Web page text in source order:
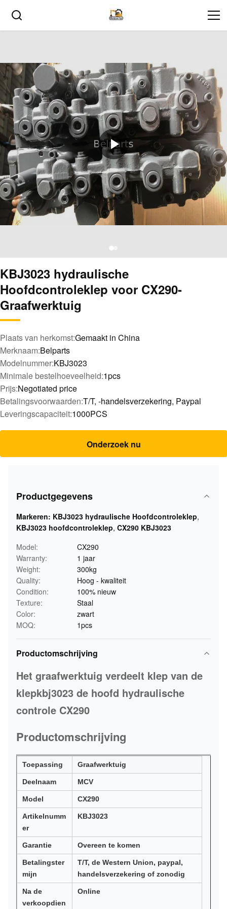
KBJ3023 hydraulische
Hoofdcontroleklep voor CX290-
Graafwerktuig
Plaats van herkomst:Gemaakt in China
Merknaam:Belparts
Modelnummer:KBJ3023
Minimale bestelhoeveelheid:1pcs
Prijs:Negotiated price
Betalingsvoorwaarden:T/T, -handelsverzekering, Paypal
Leveringscapaciteit:1000PCS
Onderzoek nu
Productgegevens
Markeren: KBJ3023 hydraulische Hoofdcontroleklep,
KBJ3023 hoofdcontroleklep, CX290 KBJ3023
Model:
CX290
Warranty:
1 jaar
Weight:
300kg
Quality:
Hoog - kwaliteit
Condition:
100% nieuw
Texture:
Staal
Color:
zwart
MOQ:
1pcs
Productomschrijving
Het graafwerktuig verdeelt klep van de
klepkbj3023 de hoofd hydraulische
controle CX290
Productomschrijving
Toepassing Graafwerktuig
Deelnaam MCV
Model CX290
Artikelnumm
er
KBJ3023
Garantie Overeen te komen
Betalingster
mijn
T/T, de Western Union, paypal,
handelsverzekering of zonodig
Na de
verkoopdien
Online